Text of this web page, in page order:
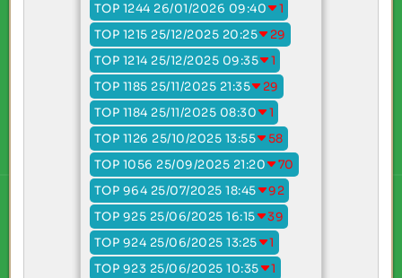
TOP 1244 26/01/2026 09:40
1
TOP 1215 25/12/2025 20:25
29
TOP 1214 25/12/2025 09:35
1
TOP 1185 25/11/2025 21:35
29
TOP 1184 25/11/2025 08:30
1
TOP 1126 25/10/2025 13:55
58
TOP 1056 25/09/2025 21:20
70
TOP 964 25/07/2025 18:45
92
TOP 925 25/06/2025 16:15
39
TOP 924 25/06/2025 13:25
1
TOP 923 25/06/2025 10:35
1